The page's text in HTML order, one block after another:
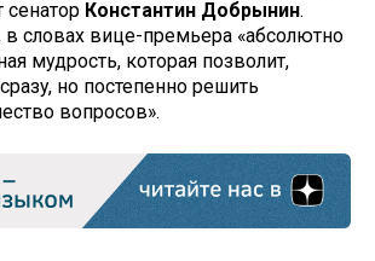
сенатор Константин Добрынин.
словах вице-премьера «абсолютно
мудрость, которая позволит,
но постепенно решить
вопросов».